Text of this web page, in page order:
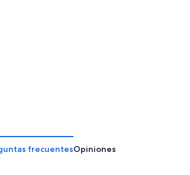
frecuentesOpiniones